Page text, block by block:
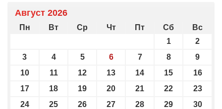
Август 2026
Пн Вт Ср Чт Пт Сб
Вс
1
2
3
4 5 6 7 8
9
10
11 12 13 14 15
16
17
18 19 20 21 22
23
24
25 26 27 28 29
30